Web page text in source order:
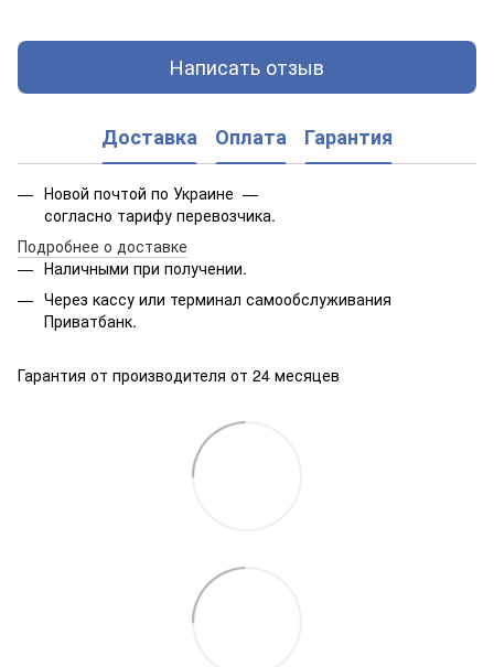
Написать отзыв
Доставка Оплата Гарантия
Новой почтой по Украине —
согласно тарифу перевозчика.
Подробнее о доставке
Наличными при получении.
Через кассу или терминал самообслуживания
Приватбанк.
Гарантия от производителя от 24 месяцев